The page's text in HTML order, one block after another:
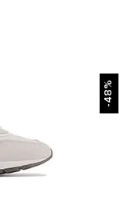
-48%